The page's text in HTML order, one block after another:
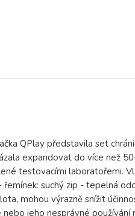
QPlay představila set
expandovat do více než
testovacími laboratořemi.
suchý zip - tepelná
mohou výrazně snížit
jeho nesprávné používání